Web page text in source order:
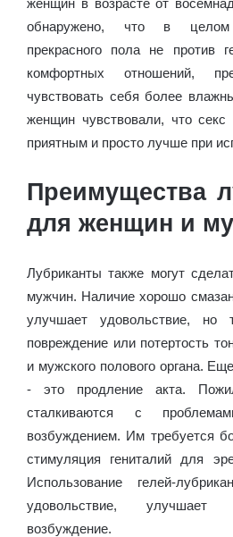
обнаружено, что в целом
прекрасного пола не против
комфортных отношений,
чувствовать себя более
женщин чувствовали, что
приятным и просто лучше при
Преимущества
для женщин и
Лубриканты также могут
мужчин. Наличие хорошо
улучшает удовольствие, но
повреждение или потертость
и мужского полового органа.
- это продление акта.
сталкиваются с
возбуждением. Им требуется
стимуляция гениталий для
Использование гелей-
удовольствие, улучшает
возбуждение.